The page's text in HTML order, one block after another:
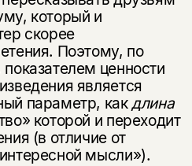
который и
скорее
Поэтому, по
ценности
является
параметр, какдлина
которой и переходит
(в отличие от
мысли»).